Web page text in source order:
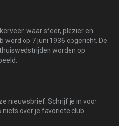
waar sfeer, plezier en
werd op 7 juni 1936 opgericht. De
worden op
nieuwsbrief. Schrijf je in voor
over je favoriete club.